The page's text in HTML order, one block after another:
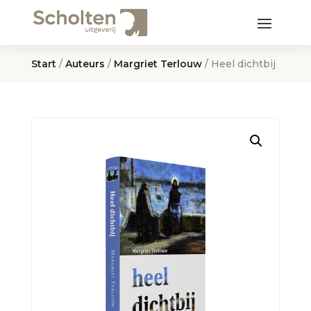
Start / Auteurs / Margriet Terlouw/ Heel dichtbij